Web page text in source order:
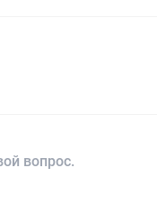
вопрос.